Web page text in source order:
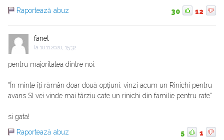
Raportează abuz
30 12
fanel
la 10.11.2020, 15:32
pentru majoritatea dintre noi:
"În minte îți rămân doar două opțiuni: vinzi acum un Rinichi pentru
avans SI vei vinde mai târziu cate un rinichi din familie pentru rate"
si gata!
Raportează abuz
5 1